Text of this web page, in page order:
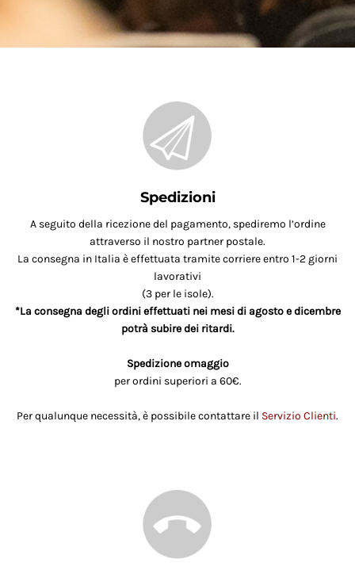
Spedizioni
A seguito della ricezione del pagamento, spediremo l’ordine
attraverso il nostro partner postale.
La consegna in Italia è effettuata tramite corriere entro 1-2 giorni
lavorativi
(3 per le isole).
*La consegna degli ordini effettuati nei mesi di agosto e dicembre
potrà subire dei ritardi.
Spedizione omaggio
per ordini superiori a 60€.
Per qualunque necessità, è possibile contattare il Servizio Clienti.